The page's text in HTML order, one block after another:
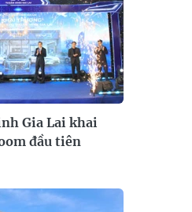
6,945.42
7,244.36
2,702.79
2,817.41
20,118.12 20,804.08
776.49
809.42
Gia Lai khai
đầu tiên